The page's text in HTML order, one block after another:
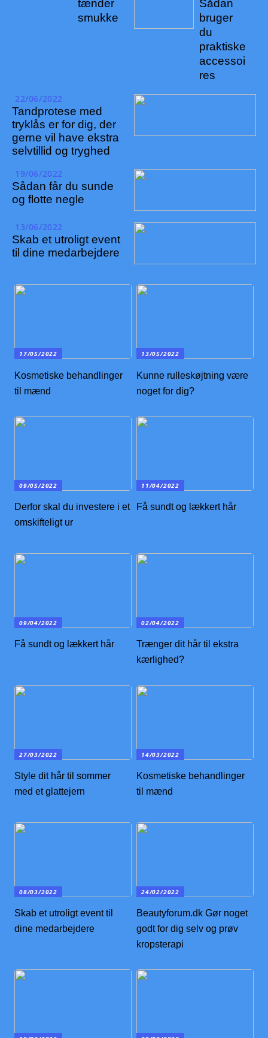
tænder
smukke
Sådan
bruger
du
praktiske
accessoi
res
22/06/2022
Tandprotese med
tryklås er for dig, der
gerne vil have ekstra
selvtillid og tryghed
19/06/2022
Sådan får du sunde
og flotte negle
13/06/2022
Skab et utroligt event
til dine medarbejdere
17/05/2022
Kosmetiske behandlinger
til mænd
13/05/2022
Kunne rulleskøjtning være
noget for dig?
09/05/2022
Derfor skal du investere i et
omskifteligt ur
11/04/2022
Få sundt og lækkert hår
09/04/2022
Få sundt og lækkert hår
02/04/2022
Trænger dit hår til ekstra
kærlighed?
27/03/2022
Style dit hår til sommer
med et glattejern
14/03/2022
Kosmetiske behandlinger
til mænd
08/03/2022
Skab et utroligt event til
dine medarbejdere
24/02/2022
Beautyforum.dk Gør noget
godt for dig selv og prøv
kropsterapi